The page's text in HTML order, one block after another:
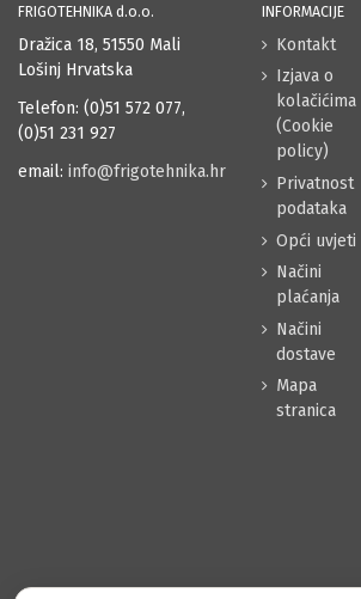
FRIGOTEHNIKA d.o.o.
Dražica 18, 51550 Mali
Lošinj Hrvatska
Telefon: (0)51 572 077,
(0)51 231 927
email: info@frigotehnika.hr
INFORMACIJE
Kontakt
Izjava o
kolačićima
(Cookie
policy)
Privatnost
podataka
Opći uvjeti
Načini
plaćanja
Načini
dostave
Mapa
stranica